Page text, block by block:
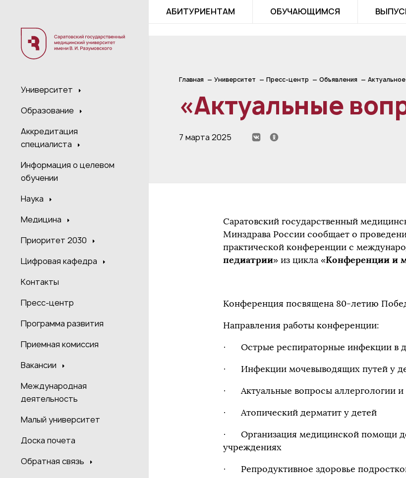
Университет
Образование
Аккредитация
специалиста
Информация о целевом
обучении
Наука
Медицина
Приоритет 2030
Цифровая кафедра
Контакты
Пресс-центр
Программа развития
Приемная комиссия
Вакансии
Международная
деятельность
Малый университет
Доска почета
Обратная связь
АБИТУРИЕНТАМ ОБУЧАЮЩИМСЯ
Главная Университет Пресс-центр Объявления Актуальное
«Актуальные
7 марта 2025
Саратовский государственный
Минздрава России сообщает о
практической конференции c
педиатрии» из цикла «Конференции и
Конференция посвящена 80-летию
Направления работы конференции:
· Острые респираторные инфекции в
· Инфекции мочевыводящих путей у
· Актуальные вопросы аллергологии и
· Атопический дерматит у детей
· Организация медицинской помощи
учреждениях
· Репродуктивное здоровье